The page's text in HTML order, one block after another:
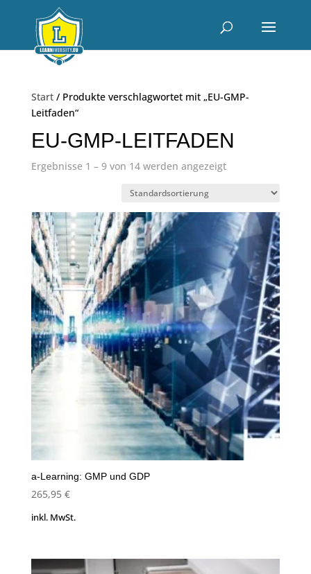
Start/ Produkte verschlagwortet mit „EU-GMP-
Leitfaden“
EU-GMP-LEITFADEN
Ergebnisse 1 – 9 von 14 werden angezeigt
a-Learning: GMP und GDP
265,95 €
inkl. MwSt.